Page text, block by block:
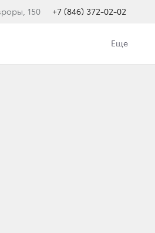
150 +7 (846) 372-02-02
Еще